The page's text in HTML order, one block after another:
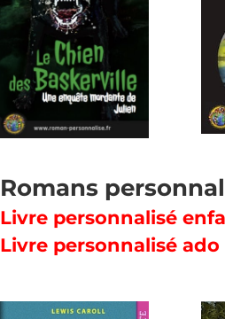
Romans
Livre personnalisé
Livre personnalisé ado